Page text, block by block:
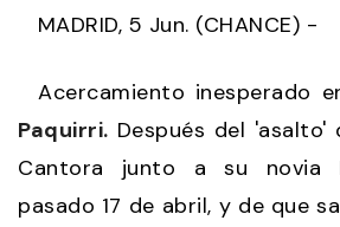
MADRID, 5 Jun. (CHANCE) -
Acercamiento inesperado
Paquirri. Después del 'asalto'
Cantora junto a su novia
pasado 17 de abril, y de que